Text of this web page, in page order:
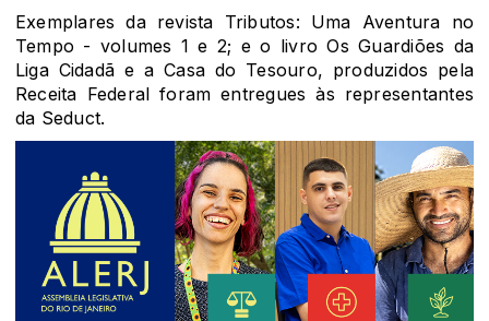
Exemplares da revista Tributos: Uma Aventura no
Tempo - volumes 1 e 2; e o livro Os Guardiões da
Liga Cidadã e a Casa do Tesouro, produzidos pela
Receita Federal foram entregues às representantes
da Seduct.